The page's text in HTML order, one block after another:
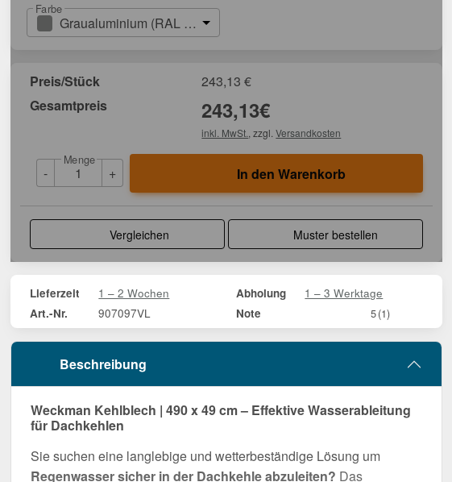
Farbe
Graualuminium (RAL 9007)
Preis/Stück 243,13 €
Gesamtpreis
243,13€
inkl. MwSt. , zzgl.Versandkosten
-
Menge
+ In den Warenkorb
Vergleichen Muster bestellen
Lieferzeit 1 – 2 Wochen Abholung 1 – 3 Werktage
Art.-Nr. 907097VL Note 5(1)
Beschreibung
Weckman Kehlblech | 490 x 49 cm – Effektive Wasserableitung
für Dachkehlen
Sie suchen eine langlebige und wetterbeständige Lösung um
Regenwasser sicher in der Dachkehle abzuleiten? Das